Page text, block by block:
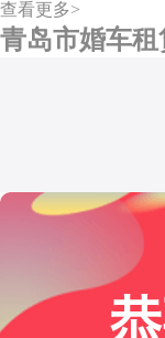
查看更多>
青岛市婚车租